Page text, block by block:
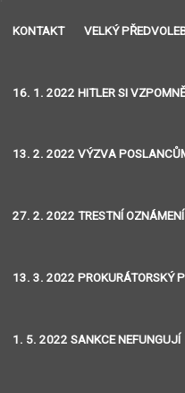
KONTAKT VELKÝ
16. 1. 2022 HITLER SI
13. 2. 2022 VÝZVA
27. 2. 2022 TRESTNÍ
13. 3. 2022 PROKURÁTORSKÝ
1. 5. 2022 SANKCE NEFUNGUJÍ